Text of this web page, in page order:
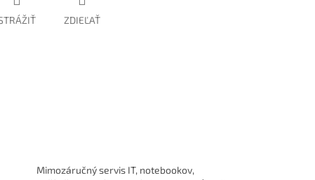
ZDIEĽAŤ
Mimozáručný servis IT, notebookov,